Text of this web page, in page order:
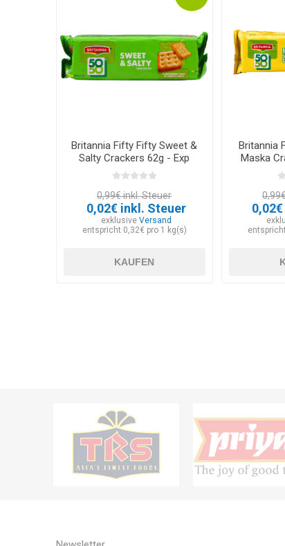
Britannia Fifty Fifty Sweet &
Salty Crackers 62g - Exp
12.03.2026
0,99€ inkl. Steuer
0,02€ inkl. Steuer
exklusive Versand
entspricht 0,32€ pro 1 kg(s)
KAUFEN
Britannia
Maska